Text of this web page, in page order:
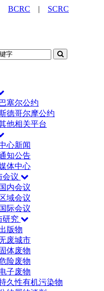
BCRC | SCRC
巴塞尔公约
德哥尔摩公约
他相关平台
心新闻
知公告
体中心
会议
国内会议
区域会议
国际会议
研究
版物
废城市
固体废物
险废物
子废物
久性有机污染物